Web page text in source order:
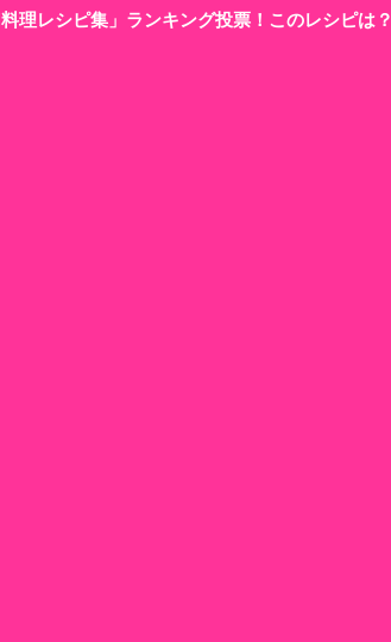
料理レシピ集」ランキング投票！このレシピは？